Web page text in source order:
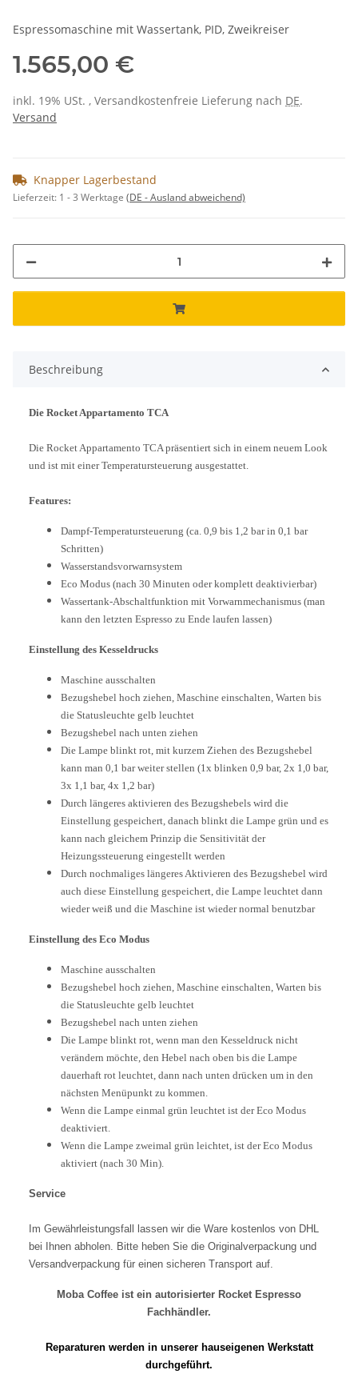
Espressomaschine mit Wassertank, PID, Zweikreiser
1.565,00 €
inkl. 19% USt. , Versandkostenfreie Lieferung nach DE.
Versand
Knapper Lagerbestand
Lieferzeit: 1 - 3 Werktage (DE - Ausland abweichend)
Beschreibung
Die Rocket Appartamento TCA
Die Rocket Appartamento TCA präsentiert sich in einem neuem Look
und ist mit einer Temperatursteuerung ausgestattet.
Features:
Dampf-Temperatursteuerung (ca. 0,9 bis 1,2 bar in 0,1 bar
Schritten)
Wasserstandsvorwarnsystem
Eco Modus (nach 30 Minuten oder komplett deaktivierbar)
Wassertank-Abschaltfunktion mit Vorwarnmechanismus (man
kann den letzten Espresso zu Ende laufen lassen)
Einstellung des Kesseldrucks
Maschine ausschalten
Bezugshebel hoch ziehen, Maschine einschalten, Warten bis
die Statusleuchte gelb leuchtet
Bezugshebel nach unten ziehen
Die Lampe blinkt rot, mit kurzem Ziehen des Bezugshebel
kann man 0,1 bar weiter stellen (1x blinken 0,9 bar, 2x 1,0 bar,
3x 1,1 bar, 4x 1,2 bar)
Durch längeres aktivieren des Bezugshebels wird die
Einstellung gespeichert, danach blinkt die Lampe grün und es
kann nach gleichem Prinzip die Sensitivität der
Heizungssteuerung eingestellt werden
Durch nochmaliges längeres Aktivieren des Bezugshebel wird
auch diese Einstellung gespeichert, die Lampe leuchtet dann
wieder weiß und die Maschine ist wieder normal benutzbar
Einstellung des Eco Modus
Maschine ausschalten
Bezugshebel hoch ziehen, Maschine einschalten, Warten bis
die Statusleuchte gelb leuchtet
Bezugshebel nach unten ziehen
Die Lampe blinkt rot, wenn man den Kesseldruck nicht
verändern möchte, den Hebel nach oben bis die Lampe
dauerhaft rot leuchtet, dann nach unten drücken um in den
nächsten Menüpunkt zu kommen.
Wenn die Lampe einmal grün leuchtet ist der Eco Modus
deaktiviert.
Wenn die Lampe zweimal grün leichtet, ist der Eco Modus
aktiviert (nach 30 Min).
Service
Im Gewährleistungsfall lassen wir die Ware kostenlos von DHL
bei Ihnen abholen. Bitte heben Sie die Originalverpackung und
Versandverpackung für einen sicheren Transport auf.
Moba Coffee ist ein autorisierter Rocket Espresso
Fachhändler.
Reparaturen werden in unserer hauseigenen Werkstatt
durchgeführt.